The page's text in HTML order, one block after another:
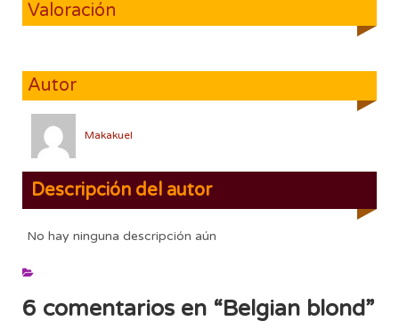
Valoración
Autor
Makakuel
Descripción del autor
No hay ninguna descripción aún
6 comentarios en “Belgian blond”